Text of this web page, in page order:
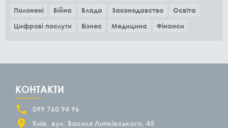
Полонені
Війна Влада Законодавство
Освіта
Цифрові послуги
Бізнес Медицина Фінанси
КОНТАКТИ
099 760 94 96
Київ
вул. Василя Липківського, 45